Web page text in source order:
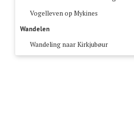
Vogelleven op Mykines
Wandelen
Wandeling naar Kirkjubøur